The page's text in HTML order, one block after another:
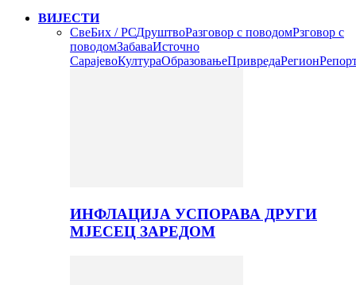
ВИЈЕСТИ
СвеБих / РСДруштвоРазговор с поводомРзговор с
поводомЗабаваИсточно
СарајевоКултураОбразовањеПривредаРегион
ИНФЛАЦИЈА УСПОРАВА ДРУГИ
МЈЕСЕЦ ЗАРЕДОМ